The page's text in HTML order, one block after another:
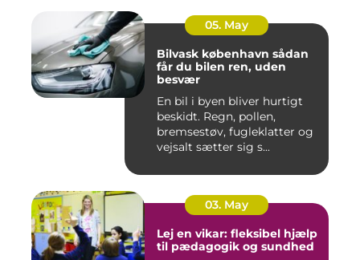
05. May
Bilvask københavn sådan
får du bilen ren, uden
besvær
En bil i byen bliver hurtigt
beskidt. Regn, pollen,
bremsestøv, fugleklatter og
vejsalt sætter sig s...
03. May
Lej en vikar: fleksibel hjælp
til pædagogik og sundhed